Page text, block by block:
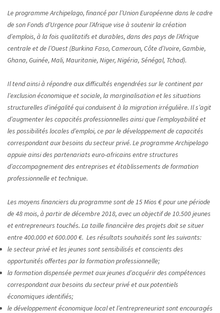
Le programme Archipelago, financé par l’Union Européenne dans le cadre
de son Fonds d’Urgence pour l’Afrique vise à soutenir la création
d’emplois, à la fois qualitatifs et durables, dans des pays de l’Afrique
centrale et de l’Ouest (Burkina Faso, Cameroun, Côte d’Ivoire, Gambie,
Ghana, Guinée, Mali, Mauritanie, Niger, Nigéria, Sénégal, Tchad).
Il tend ainsi à répondre aux difficultés engendrées sur le continent par
l’exclusion économique et sociale, la marginalisation et les situations
structurelles d’inégalité qui conduisent à la migration irrégulière. Il s’agit
d’augmenter les capacités professionnelles ainsi que l’employabilité et
les possibilités locales d’emploi, ce par le développement de capacités
correspondant aux besoins du secteur privé. Le programme Archipelago
appuie ainsi des partenariats euro-africains entre structures
d’accompagnement des entreprises et établissements de formation
professionnelle et technique.
Les moyens financiers du programme sont de 15 Mios € pour une période
de 48 mois, à partir de décembre 2018, avec un objectif de 10.500 jeunes
et entrepreneurs touchés. La taille financière des projets doit se situer
entre 400.000 et 600.000 €. Les résultats souhaités sont les suivants:
le secteur privé et les jeunes sont sensibilisés et conscients des
opportunités offertes par la formation professionnelle;
la formation dispensée permet aux jeunes d’acquérir des compétences
correspondant aux besoins du secteur privé et aux potentiels
économiques identifiés;
le développement économique local et l’entrepreneuriat sont encouragés